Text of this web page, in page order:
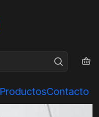
ProductosContacto